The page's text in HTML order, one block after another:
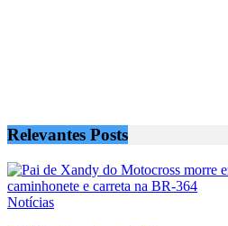
Relevantes Posts
Notícias